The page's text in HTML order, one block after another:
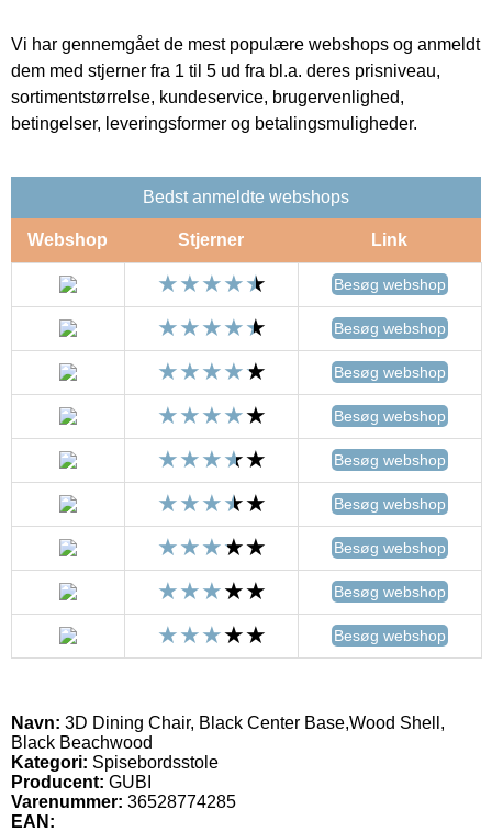
Vi har gennemgået de mest populære webshops og anmeldt
dem med stjerner fra 1 til 5 ud fra bl.a. deres prisniveau,
sortimentstørrelse, kundeservice, brugervenlighed,
betingelser, leveringsformer og betalingsmuligheder.
Bedst anmeldte webshops
Webshop Stjerner Link
Besøg webshop
Besøg webshop
Besøg webshop
Besøg webshop
Besøg webshop
Besøg webshop
Besøg webshop
Besøg webshop
Besøg webshop
Navn: 3D Dining Chair, Black Center Base,Wood Shell,
Black Beachwood
Kategori: Spisebordsstole
Producent: GUBI
Varenummer: 36528774285
EAN: